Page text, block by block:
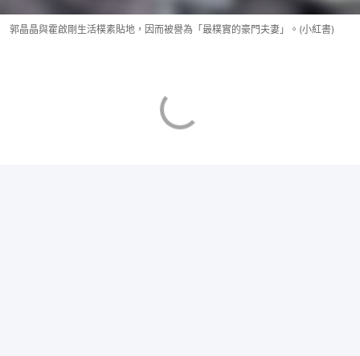
郭晶晶與霍啟剛生活樸素貼地，因而被譽為「最樸實的豪門夫妻」。(小紅書)